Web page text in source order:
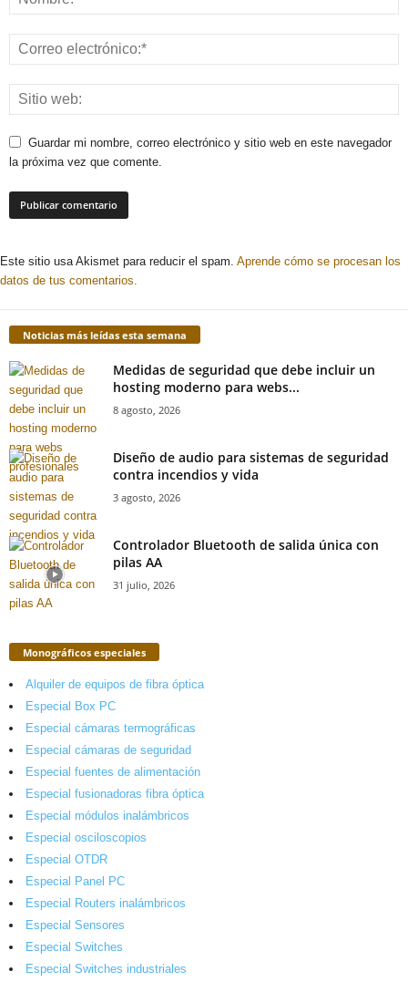
Guardar mi nombre, correo electrónico y sitio web en este navegador
la próxima vez que comente.
Este sitio usa Akismet para reducir el spam. Aprende cómo se procesan los
datos de tus comentarios.
Noticias más leídas esta semana
Medidas de seguridad que debe incluir un
hosting moderno para webs...
8 agosto, 2026
Diseño de audio para sistemas de seguridad
contra incendios y vida
3 agosto, 2026
Controlador Bluetooth de salida única con
pilas AA
31 julio, 2026
Monográficos especiales
Alquiler de equipos de fibra óptica
Especial Box PC
Especial cámaras termográficas
Especial cámaras de seguridad
Especial fuentes de alimentación
Especial fusionadoras fibra óptica
Especial módulos inalámbricos
Especial osciloscopios
Especial OTDR
Especial Panel PC
Especial Routers inalámbricos
Especial Sensores
Especial Switches
Especial Switches industriales